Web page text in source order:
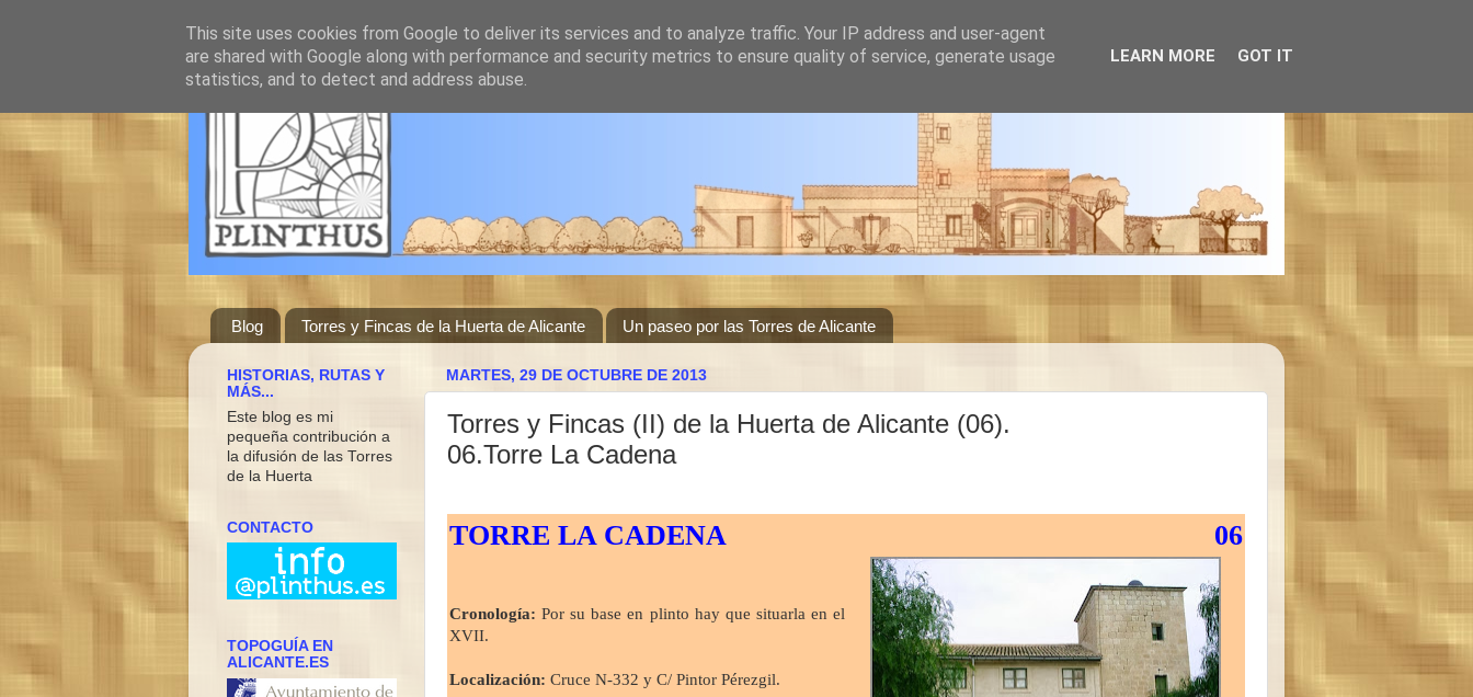
Blog Torres y Fincas de la Huerta de Alicante Un paseo por las Torres de Alicante
MARTES, 29 DE OCTUBRE DE 2013
Torres y Fincas (II) de la Huerta de Alicante (06).
06.Torre La Cadena
TORRE LA CADENA 06
Cronología: Por su base en plinto hay que situarla en el
XVII.
Localización: Cruce N-332 y C/ Pintor Pérezgil.
HISTORIAS, RUTAS Y
MÁS...
Este blog es mi
pequeña contribución a
la difusión de las Torres
de la Huerta
CONTACTO
TOPOGUÍA EN
ALICANTE.ES
This site uses cookies from Google to deliver its services and to analyze traffic. Your IP address and user-agent
are shared with Google along with performance and security metrics to ensure quality of service, generate usage
statistics, and to detect and address abuse.
LEARN MORE GOT IT